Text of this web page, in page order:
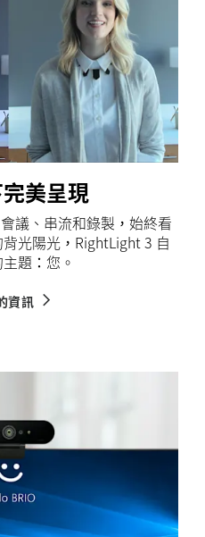
美呈現
議、串流和錄製，始終看
光陽光，RightLight 3 自
題：您。
資訊